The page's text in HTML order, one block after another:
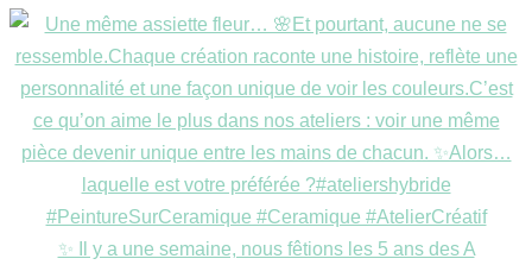
✨ Il y a une semaine, nous fêtions les 5 ans des A